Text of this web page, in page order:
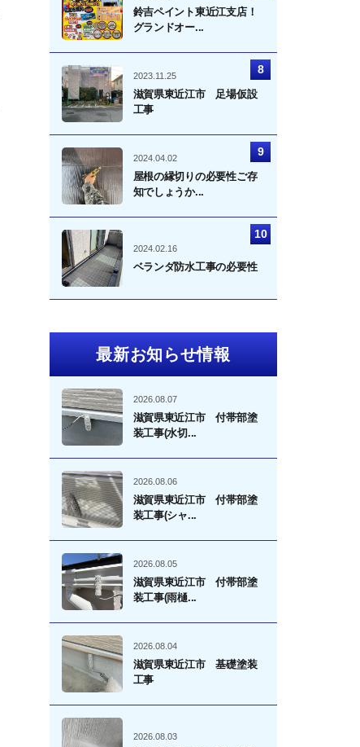
鈴吉ペイント東近江支店！
グランドオー...
2023.11.25
滋賀県東近江市 足場仮設
工事
2024.04.02
屋根の縁切りの必要性ご存
知でしょうか...
2024.02.16
ベランダ防水工事の必要性
最新お知らせ情報
2026.08.07
滋賀県東近江市 付帯部塗
装工事(水切...
2026.08.06
滋賀県東近江市 付帯部塗
装工事(シャ...
2026.08.05
滋賀県東近江市 付帯部塗
装工事(雨樋...
2026.08.04
滋賀県東近江市 基礎塗装
工事
2026.08.03